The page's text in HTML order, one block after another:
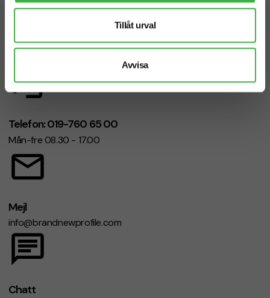
Tillåt urval
Avvisa
Vi hjälper dig gärna!
Telefon: 019-760 65 00
Mån-fre 08.30 - 17.00
Mejl
info@brandnewprofile.com
Chatt